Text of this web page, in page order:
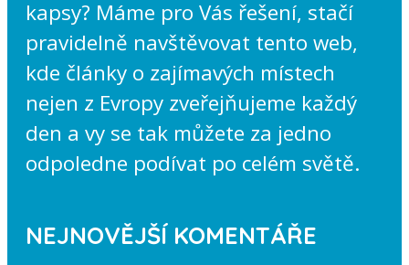
kapsy? Máme pro Vás řešení, stačí
pravidelně navštěvovat tento web,
kde články o zajímavých místech
nejen z Evropy zveřejňujeme každý
den a vy se tak můžete za jedno
odpoledne podívat po celém světě.
NEJNOVĚJŠÍ KOMENTÁŘE